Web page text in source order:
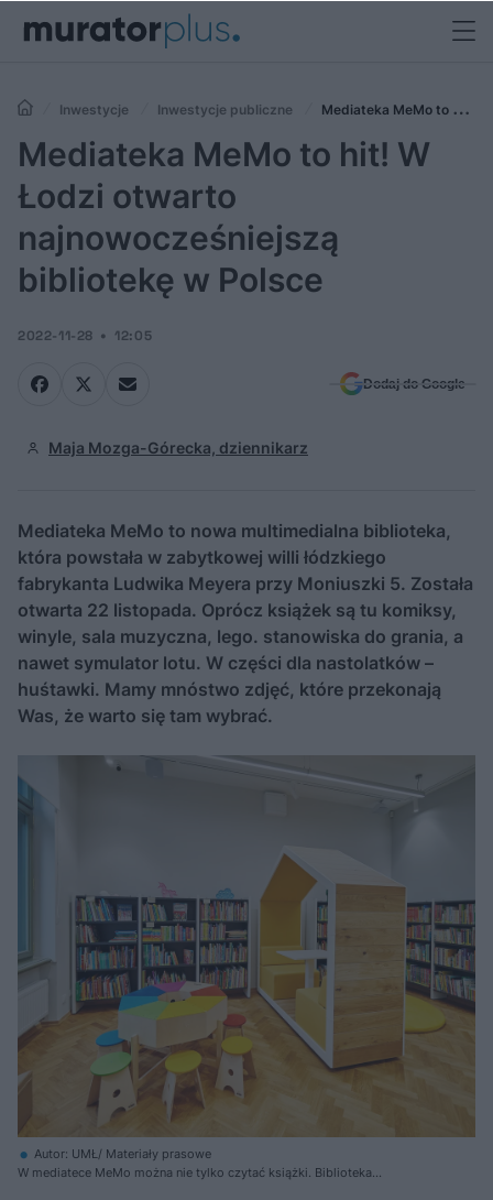
Inwestycje Inwestycje publiczne
Mediateka MeMo to hit!
W Łodzi otwarto najnowocześniejszą bibliotekę w Polsce
Mediateka MeMo to hit! W
Łodzi otwarto
najnowocześniejszą
bibliotekę w Polsce
2022-11-28 12:05
Dodaj do Google
Maja Mozga-Górecka, dziennikarz
Mediateka MeMo to nowa multimedialna biblioteka,
która powstała w zabytkowej willi łódzkiego
fabrykanta Ludwika Meyera przy Moniuszki 5. Została
otwarta 22 listopada. Oprócz książek są tu komiksy,
winyle, sala muzyczna, lego. stanowiska do grania, a
nawet symulator lotu. W części dla nastolatków –
huśtawki. Mamy mnóstwo zdjęć, które przekonają
Was, że warto się tam wybrać.
Autor: UMŁ/ Materiały prasowe
W mediatece MeMo można nie tylko czytać książki. Biblioteka